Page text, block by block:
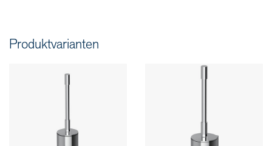
Produktvarianten